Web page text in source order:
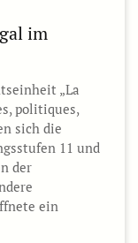
im
„La
politiques,
sich die
11 und
der
ein